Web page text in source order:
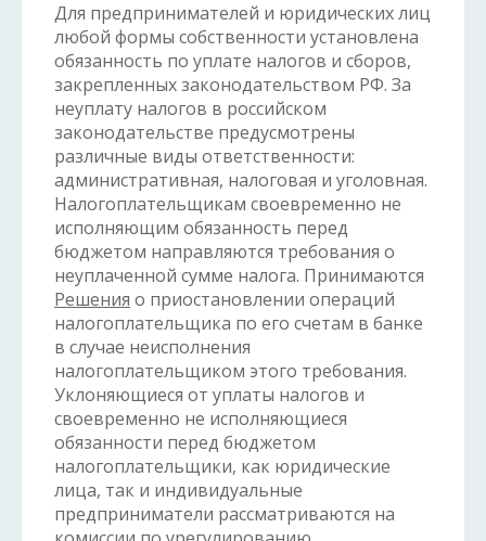
Для предпринимателей и юридических лиц
любой формы собственности установлена
обязанность по уплате налогов и сборов,
закрепленных законодательством РФ. За
неуплату налогов в российском
законодательстве предусмотрены
различные виды ответственности:
административная, налоговая и уголовная.
Налогоплательщикам своевременно не
исполняющим обязанность перед
бюджетом направляются требования о
неуплаченной сумме налога. Принимаются
Решения о приостановлении операций
налогоплательщика по его счетам в банке
в случае неисполнения
налогоплательщиком этого требования.
Уклоняющиеся от уплаты налогов и
своевременно не исполняющиеся
обязанности перед бюджетом
налогоплательщики, как юридические
лица, так и индивидуальные
предприниматели рассматриваются на